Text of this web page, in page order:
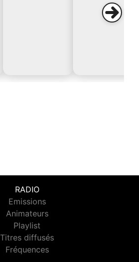
RADIO
Emissions
Animateurs
Playlist
Titres diffusés
Fréquences